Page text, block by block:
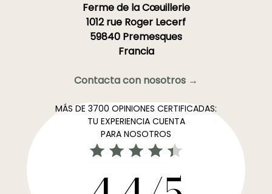
Ferme de la Cœuillerie
1012 rue Roger Lecerf
59840 Premesques
Francia
Contacta con nosotros →
MÁS DE 3700 OPINIONES CERTIFICADAS:
TU EXPERIENCIA CUENTA
PARA NOSOTROS